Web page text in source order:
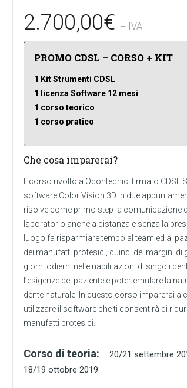
2.700,00€ + IVA
PROMO CDSL – CORSO + KIT
1 Kit Strumenti CDSL
1 licenza Software 12 mesi
1 corso teorico
1 corso pratico
Che cosa imparerai?
Il corso rivolto a Odontecnici firmato CDSL
software Color Vision 3D in due
risolve come primo step la comunicazione
laboratorio anche a distanza e senza la
luogo fa risparmiare tempo al team ed al
dei manufatti protesici, quindi dei margini
giorni odierni nelle riabilitazioni di singoli
l’esigenze del paziente e poter emulare la
dente naturale. In questo corso imparerai a
utilizzare il software che ti consentirà di
manufatti protesici.
Corso di teoria: 20/21 settembre
18/19 ottobre 2019